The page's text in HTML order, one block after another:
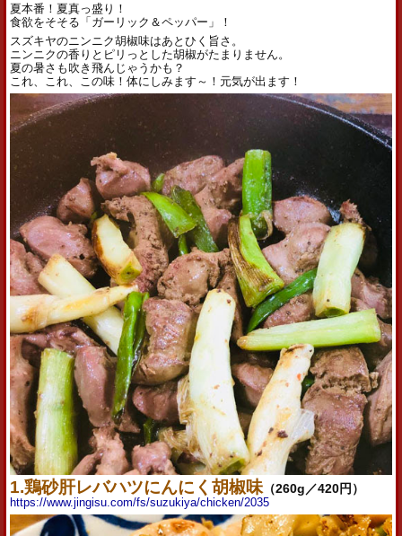
夏本番！夏真っ盛り！
食欲をそそる「ガーリック＆ペッパー」！
スズキヤのニンニク胡椒味はあとひく旨さ。
ニンニクの香りとピリっとした胡椒がたまりません。
夏の暑さも吹き飛んじゃうかも？
これ、これ、この味！体にしみます～！元気が出ます！
1.鶏砂肝レバハツにんにく胡椒味 （260g／420円）
https://www.jingisu.com/fs/suzukiya/chicken/2035